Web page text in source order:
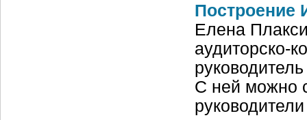
Построение
Елена
аудиторско-
С ней можно